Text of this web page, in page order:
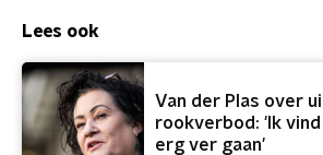
Lees ook
Van der Plas over
rookverbod: 'Ik
erg ver gaan'